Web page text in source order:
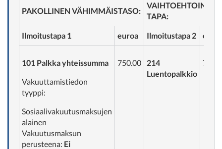
PAKOLLINEN VÄHIMMÄISTASO:
VAIHTOEHTOINEN
TAPA:
Ilmoitustapa 1 euroa Ilmoitustapa 2
101 Palkka yhteissumma
Vakuuttamistiedon
tyyppi:
Sosiaalivakuutusmaksujen
alainen
Vakuutusmaksun
perusteena: Ei
750.00
214
Luentopalkkio